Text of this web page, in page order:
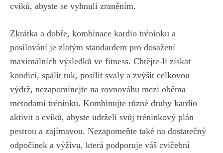
cviků, abyste se‌ vyhnuli zraněním.
Zkrátka a dobře, kombinace kardio⁣ tréninku a
posilování je zlatým standardem pro dosažení
maximálních výsledků ve fitness. ⁢Chtějte-li získat​
kondici, spálit tuk, posílit svaly a zvýšit celkovou
výdrž, nezapomínejte na‍ rovnováhu mezi oběma
metodami tréninku. Kombinujte různé druhy kardio
aktivit a cviků, abyste udrželi svůj tréninkový ⁣plán
pestrou a zajímavou. Nezapomeňte také na ⁤dostatečný
odpočinek a výživu, která podporuje váš cvičební